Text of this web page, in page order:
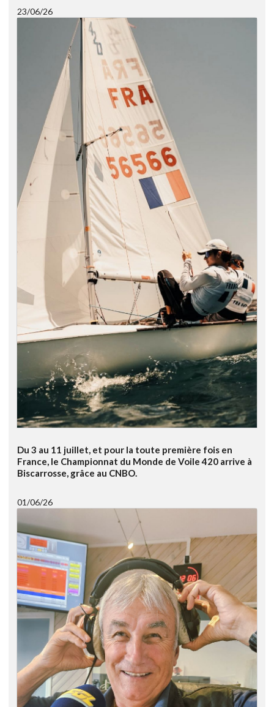
23/06/26
Du 3 au 11 juillet, et pour la toute première fois en
France, le Championnat du Monde de Voile 420 arrive à
Biscarrosse, grâce au CNBO.
01/06/26